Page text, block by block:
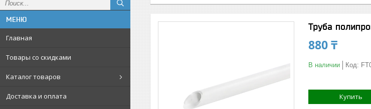
Главная
Товары со скидками
Каталог товаров
Доставка и оплата
Труба
880 ₸
В наличии Код:
Купить